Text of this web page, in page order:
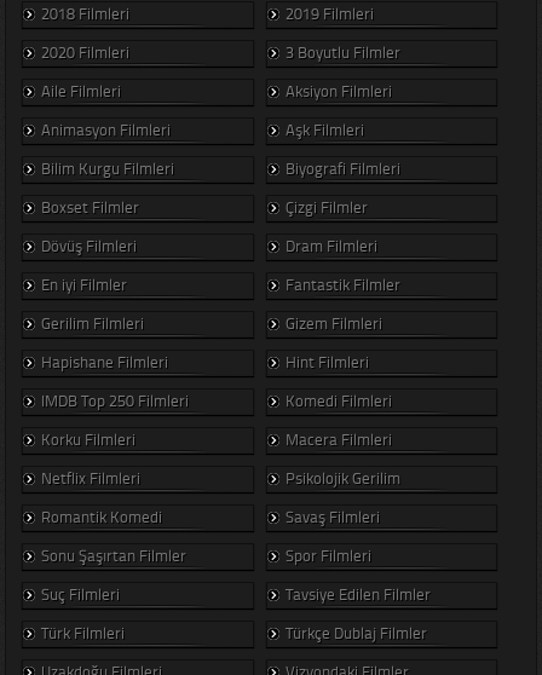
2018 Filmleri
2019 Filmleri
2020 Filmleri
3 Boyutlu Filmler
Aile Filmleri
Aksiyon Filmleri
Animasyon Filmleri
Aşk Filmleri
Bilim Kurgu Filmleri
Biyografi Filmleri
Boxset Filmler
Çizgi Filmler
Dövüş Filmleri
Dram Filmleri
En iyi Filmler
Fantastik Filmler
Gerilim Filmleri
Gizem Filmleri
Hapishane Filmleri
Hint Filmleri
IMDB Top 250 Filmleri
Komedi Filmleri
Korku Filmleri
Macera Filmleri
Netflix Filmleri
Psikolojik Gerilim
Romantik Komedi
Savaş Filmleri
Sonu Şaşırtan Filmler
Spor Filmleri
Suç Filmleri
Tavsiye Edilen Filmler
Türk Filmleri
Türkçe Dublaj Filmler